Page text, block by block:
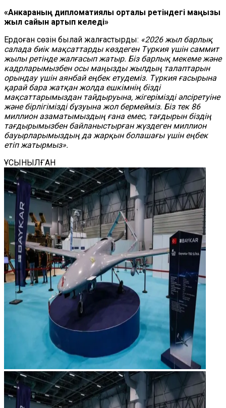
«Анкараның дипломатиялық орталық ретіндегі маңызы
жыл сайын артып келеді»
Ердоған сөзін былай жалғастырды: «2026 жыл барлық
салада биік мақсаттарды көздеген Түркия үшін саммит
жылы ретінде жалғасып жатыр. Біз барлық мекеме және
кадрларымызбен осы маңызды жылдың талаптарын
орындау үшін аянбай еңбек етудеміз. Түркия ғасырына
қарай бара жатқан жолда ешкімнің бізді
мақсаттарымыздан тайдыруына, жігерімізді әлсіретуіне
және бірлігімізді бұзуына жол бермейміз. Біз тек 86
миллион азаматымыздың ғана емес, тағдырын біздің
тағдырымызбен байланыстырған жүздеген миллион
бауырларымыздың да жарқын болашағы үшін еңбек
етіп жатырмыз».
ҰСЫНЫЛҒАН